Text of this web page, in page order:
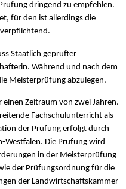
dringend zu empfehlen.
für den ist allerdings die
Staatlich geprüfter
Während und nach dem
Meisterprüfung abzulegen.
Zeitraum von zwei Jahren.
Fachschulunterricht als
der Prüfung erfolgt durch
Die Prüfung wird
in der Meisterprüfung
der Prüfungsordnung für die
der Landwirtschaftskammer